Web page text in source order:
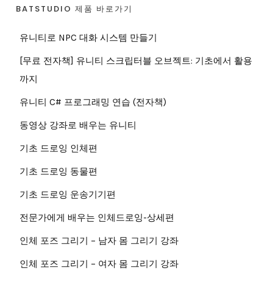
BATSTUDIO 제품 바로가기
유니티로 NPC 대화 시스템 만들기
[무료 전자책] 유니티 스크립터블 오브젝트: 기초에서 활용
까지
유니티 C# 프로그래밍 연습 (전자책)
동영상 강좌로 배우는 유니티
기초 드로잉 인체편
기초 드로잉 동물편
기초 드로잉 운송기기편
전문가에게 배우는 인체드로잉-상세편
인체 포즈 그리기 – 남자 몸 그리기 강좌
인체 포즈 그리기 – 여자 몸 그리기 강좌